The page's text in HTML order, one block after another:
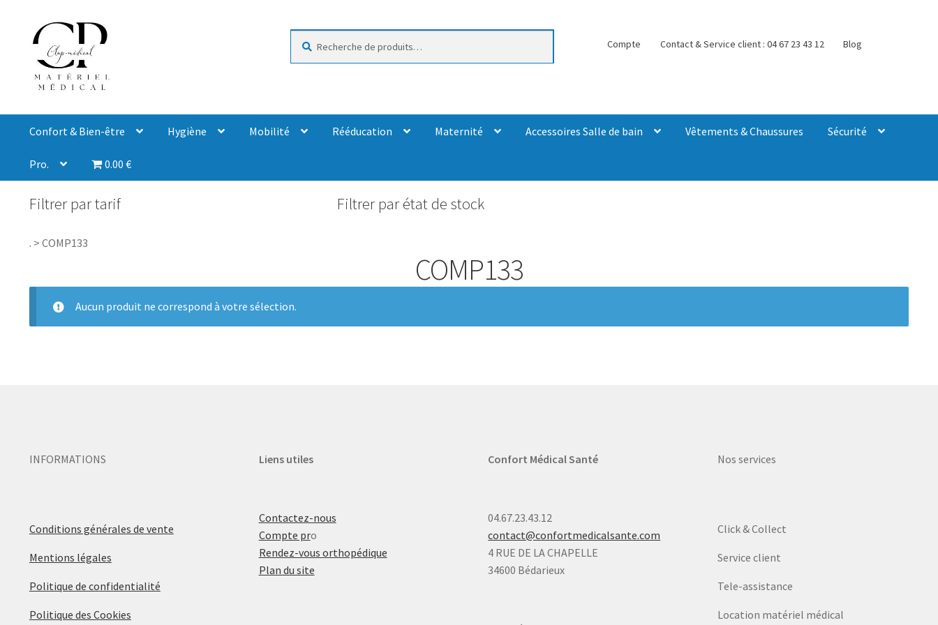
Compte Contact & Service client : 04 67 23 43 12 Blog
Confort & Bien-être Hygiène Mobilité Rééducation Maternité Accessoires Salle de bain Vêtements & Chaussures Sécurité
Pro. 0.00 €
Filtrer par tarif Filtrer par état de stock
. > COMP133
COMP133
Aucun produit ne correspond à votre sélection.
INFORMATIONS
Conditions générales de vente
Mentions légales
Politique de confidentialité
Politique des Cookies
Liens utiles
Contactez-nous
Compte pro
Rendez-vous orthopédique
Plan du site
Confort Médical Santé
04.67.23.43.12
contact@confortmedicalsante.com
4 RUE DE LA CHAPELLE
34600 Bédarieux
Nos services
Click & Collect
Service client
Tele-assistance
Location matériel médical